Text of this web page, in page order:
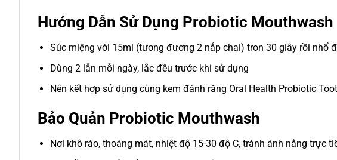
Hướng Dẫn Sử Dụng Probiotic Mouthwash
Súc miệng với 15ml (tương đương 2 nắp chai) tron 30 giây rồi nhổ
Dùng 2 lẫn mỗi ngày, lắc đều trước khi sử dụng
Nên kết hợp sử dụng cùng kem đánh răng Oral Health Probiotic
Bảo Quản Probiotic Mouthwash
Nơi khô ráo, thoáng mát, nhiệt độ 15-30 độ C, tránh ánh nắng trực